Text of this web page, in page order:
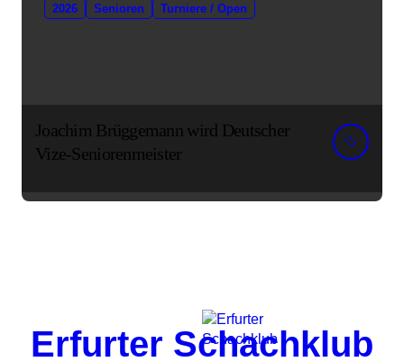
2026 Senioren Turniere / Open
Joachim Brüggemann wird Deutscher
Vize-Seniorenmeister
Erfurter Schachklub